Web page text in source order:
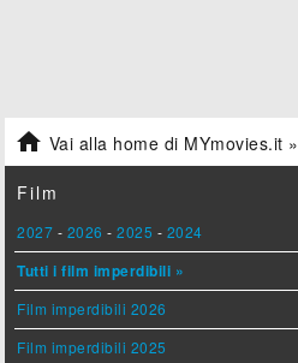
 Vai alla home di MYmovies.it »
Film
2027 - 2026 -2025 - 2024
Tutti i film imperdibili »
Film imperdibili 2026
Film imperdibili 2025